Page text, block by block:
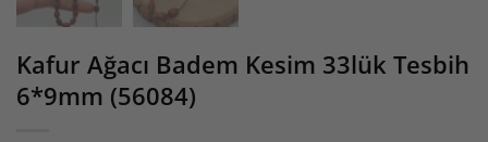
Kafur Ağacı Badem Kesim 33lük Tesbih
6*9mm (56084)